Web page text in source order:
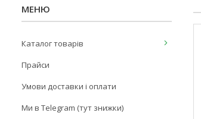
Каталог товарів
Прайси
Умови доставки і оплати
Ми в Telegram (тут знижки)